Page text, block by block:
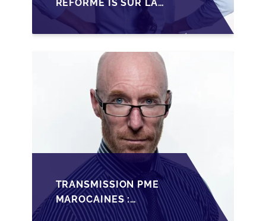
RÉFORME IS SUR LA
TRANSMISSION DES
PME FAMILIALES AU
TRANSMISSION PME
MAROCAINES :
SÉCURISER LA